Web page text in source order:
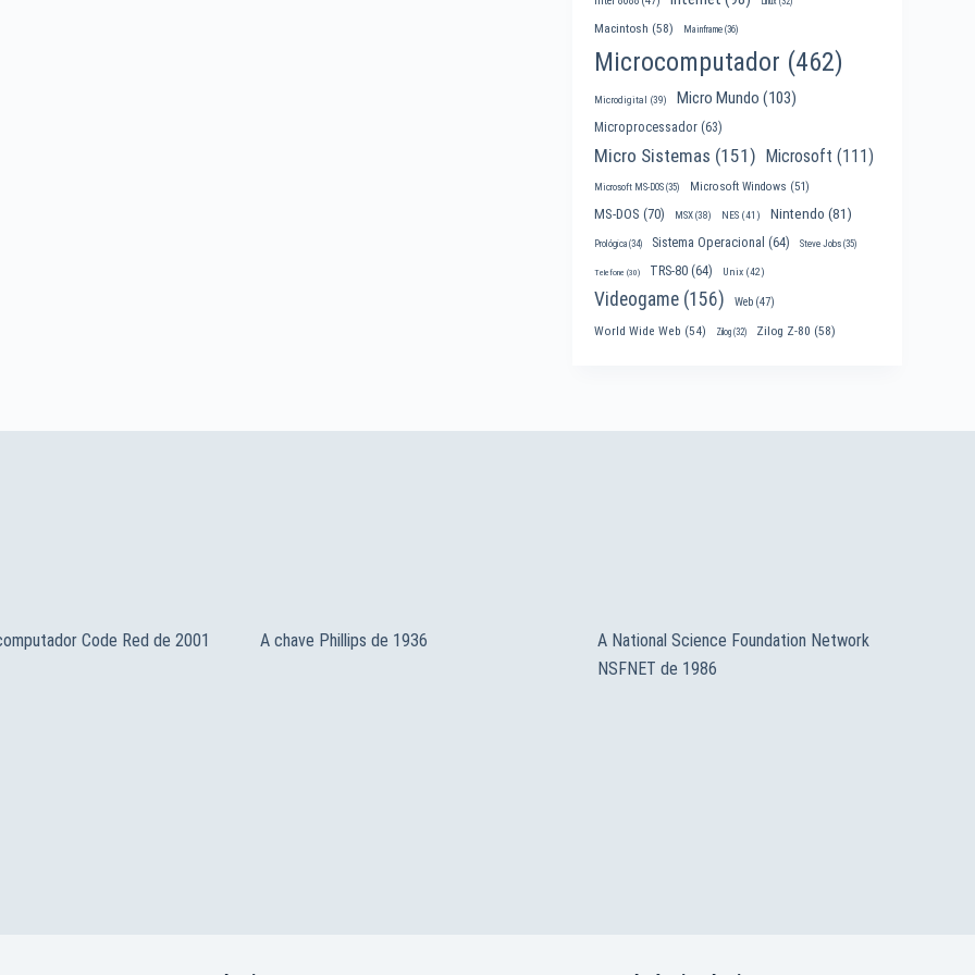
Macintosh (58) Mainframe (36)
Microcomputador (462)
Microdigital (39) Micro Mundo (103)
Microprocessador (63)
Micro Sistemas (151) Microsoft (111)
Microsoft MS-DOS (35) Microsoft Windows (51)
MS-DOS (70) MSX(38) NES (41) Nintendo (81)
Prológica (34) Sistema Operacional (64) Steve Jobs (35)
Telefone (30) TRS-80 (64) Unix (42)
Videogame (156) Web (47)
World Wide Web (54) Zilog (32) Zilog Z-80 (58)
Code Red de 2001 A chave Phillips de 1936
A National Science Foundation Network
NSFNET de 1986